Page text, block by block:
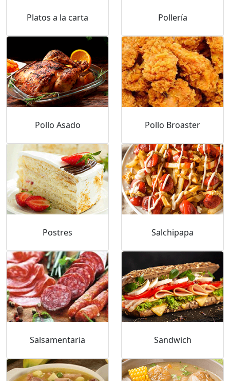
Platos a la carta Pollería
Pollo Asado Pollo Broaster
Postres Salchipapa
Salsamentaria Sandwich